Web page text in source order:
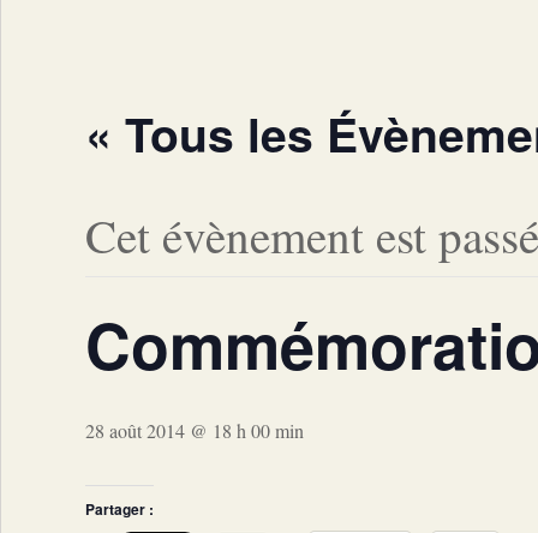
« Tous les
Cet évènement est
28 août 2014 @ 18 h 00 min
Partager :